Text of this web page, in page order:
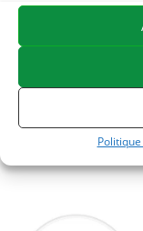
Articulations et
Plante pure
panier